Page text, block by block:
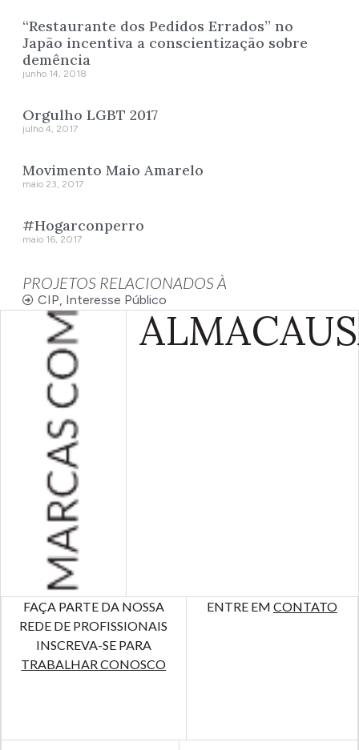
“Restaurante dos Pedidos Errados” no
Japão incentiva a conscientização sobre
demência
junho 14, 2018
Orgulho LGBT 2017
julho 4, 2017
Movimento Maio Amarelo
maio 23, 2017
#Hogarconperro
maio 16, 2017
PROJETOS RELACIONADOS À
CIP Interesse Público
ALMA
FAÇA PARTE DA NOSSA
REDE DE PROFISSIONAIS
INSCREVA-SE PARA
TRABALHAR CONOSCO
ENTRE EM CONTATO